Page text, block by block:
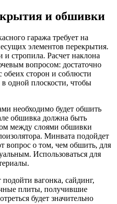
и обшивки
гаража требует на
элементов перекрытия.
и стропила. Расчет наклона
вопросом: достаточно
обеих сторон и соблюсти
одной плоскости, чтобы
необходимо будет обшить
обшивка должна быть
между слоями обшивки
Минвата подойдет
вопрос о том, чем обшить, для
Использоваться для
вагонка, сайдинг,
плиты, получившие
будет значительно